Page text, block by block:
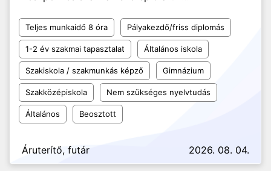
Teljes munkaidő 8 óra Pályakezdő/friss diplomás
1-2 év szakmai tapasztalat Általános iskola
Szakiskola / szakmunkás képző Gimnázium
Szakközépiskola Nem szükséges nyelvtudás
Általános Beosztott
Áruterítő, futár 2026. 08. 04.